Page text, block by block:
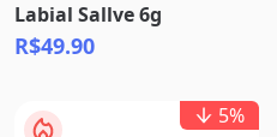
Labial Sallve 6g
R$49.90
5%